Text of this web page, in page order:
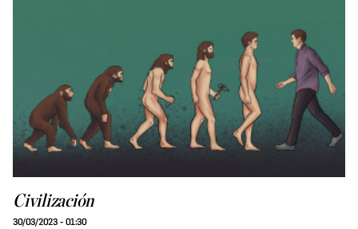
Civilización
30/03/2023 - 01:30